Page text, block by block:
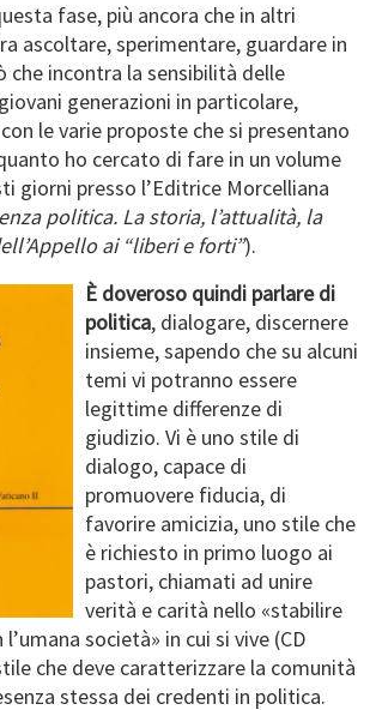
fase, più ancora che in altri
ascoltare, sperimentare, guardare in
che incontra la sensibilità delle
generazioni in particolare,
le varie proposte che si presentano
ho cercato di fare in un volume
giorni presso l’Editrice Morcelliana
politica. La storia, l’attualità, la
ai “liberi e forti”).
È doveroso quindi parlare di
politica, dialogare, discernere
insieme, sapendo che su alcuni
temi vi potranno essere
legittime differenze di
giudizio. Vi è uno stile di
dialogo, capace di
promuovere fiducia, di
favorire amicizia, uno stile che
è richiesto in primo luogo ai
pastori, chiamati ad unire
verità e carità nello «stabilire
società» in cui si vive (CD
che deve caratterizzare la comunità
stessa dei credenti in politica.